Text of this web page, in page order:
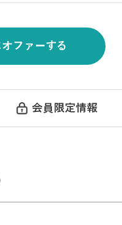
ファーする
会員限定情報